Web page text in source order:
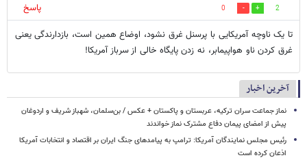
2
0
پاسخ
تا یک ناوچه آمریکایی با پرسنل غرق نشود، اوضاع همین است، بازدارندگی یعنی
غرق کردن ناو هواپیمابر، نه زدن پایگاه خالی از سرباز آمریکا!
آخرین اخبار
نماز جماعت سران ترکیه، عربستان و پاکستان + عکس / بن‌سلمان، شهباز شریف و اردوغان
پیش از امضای پیمان دفاع مشترک نماز خواندند
رئیس مجلس نمایندگان آمریکا: ترامپ به پیامدهای جنگ ایران بر اقتصاد و انتخابات آمریکا
اذعان کرده است